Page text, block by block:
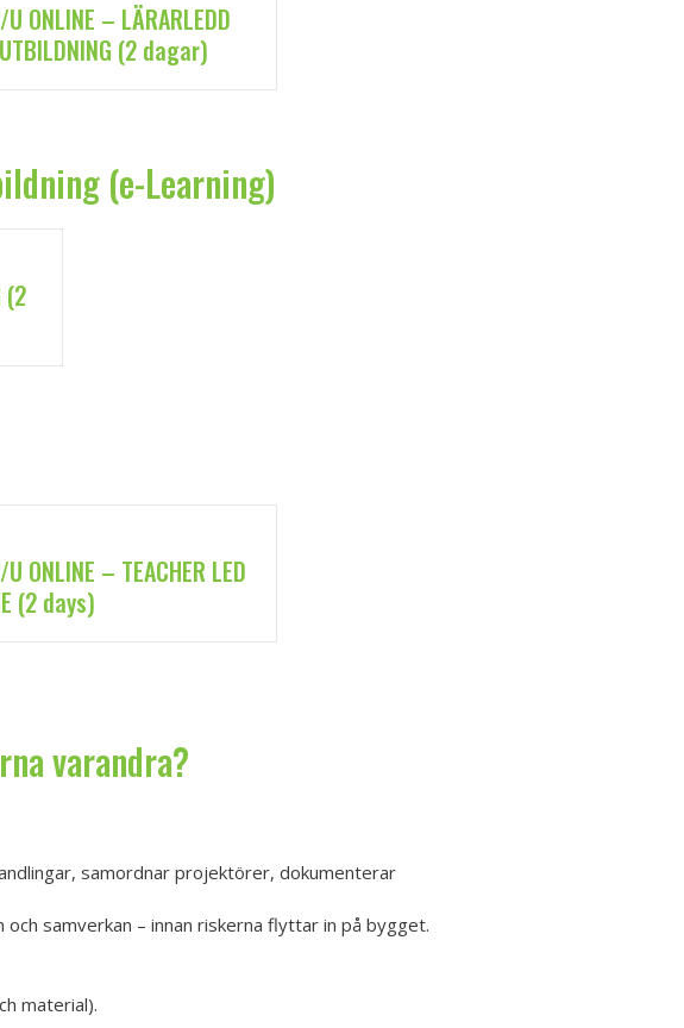
ONLINE – LÄRARLEDD
(2 dagar)
(e-Learning)
(2
ONLINE – TEACHER LED
(2 days)
varandra?
samordnar projektörer, dokumenterar
samverkan – innan riskerna flyttar in på bygget.
material).